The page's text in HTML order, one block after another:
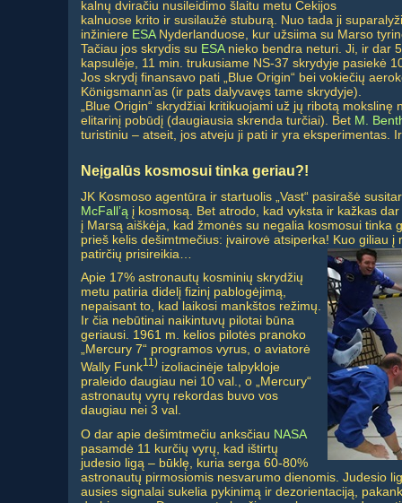
kalnų dviračiu nusileidimo šlaitu metu Čekijos
kalnuose krito ir susilaužė stuburą. Nuo tada ji
inžiniere ESANyderlanduose, kur užsiima su Marso
Tačiau jos skrydis su ESAnieko bendra neturi. Ji, ir dar
kapsulėje, 11 min. trukusiame NS-37 skrydyje pasiekė
Jos skrydį finansavo pati „Blue Origin“ bei vokiečių
Königsmann’as (ir pats dalyvavęs tame skrydyje).
„Blue Origin“ skrydžiai kritikuojami už jų ribotą mokslinę
elitarinį pobūdį (daugiausia skrenda turčiai). Bet M.
turistiniu – atseit, jos atveju ji pati ir yra eksperimentas.
Neįgalūs kosmosui tinka geriau?!
JK Kosmoso agentūra ir startuolis „Vast“ pasirašė
McFall’ą į kosmosą. Bet atrodo, kad vyksta ir kažkas
į Marsą aiškėja, kad žmonės su negalia kosmosui tinka
prieš kelis dešimtmečius: įvairovė atsiperka! Kuo giliau į
patirčių prisireikia…
Apie 17% astronautų kosminių skrydžių
metu patiria didelį fizinį pablogėjimą,
nepaisant to, kad laikosi mankštos režimų.
Ir čia nebūtinai naikintuvų pilotai būna
geriausi. 1961 m. kelios pilotės pranoko
„Mercury 7“ programos vyrus, o aviatorė
Wally Funk11) izoliacinėje talpykloje
praleido daugiau nei 10 val., o „Mercury“
astronautų vyrų rekordas buvo vos
daugiau nei 3 val.
O dar apie dešimtmečiu anksčiau NASA
pasamdė 11 kurčių vyrų, kad ištirtų
judesio ligą – būklę, kuria serga 60-80%
astronautų pirmosiomis nesvarumo dienomis. Judesio
ausies signalai sukelia pykinimą ir dezorientaciją,